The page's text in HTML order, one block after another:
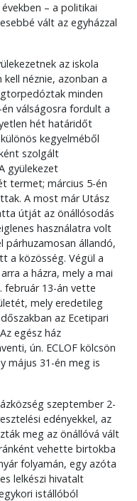
– a politikai
vált az egyházzal
az iskola
néznie, azonban a
minden
válságosra fordult a
hét határidőt
kegyelméből
szolgált
gyülekezet
termet; március 5-én
A most már Utász
útját az önállósodás
használatra volt
párhuzamosan állandó,
a közösség. Végül a
a házra, mely a mai
február 13-án vette
mely eredetileg
az Ecetipari
egész ház
ún. ECLOF kölcsön
május 31-én meg is
szeptember 2-
edényekkel, az
meg az önállóvá vált
vehette birtokba
folyamán, egy azóta
lelkészi hivatalt
istállóból